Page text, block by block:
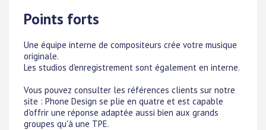
Points forts
Une équipe interne de compositeurs crée votre musique
originale.
Les studios d'enregistrement sont également en interne.
Vous pouvez consulter les références clients sur notre
site : Phone Design se plie en quatre et est capable
d'offrir une réponse adaptée aussi bien aux grands
groupes qu'à une TPE.